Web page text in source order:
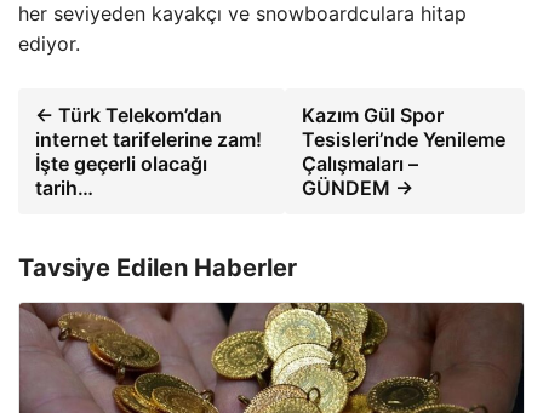
her seviyeden kayakçı ve snowboardculara hitap
ediyor.
← Türk Telekom’dan
internet tarifelerine zam!
İşte geçerli olacağı
tarih…
Kazım Gül Spor
Tesisleri’nde Yenileme
Çalışmaları –
GÜNDEM →
Tavsiye Edilen Haberler